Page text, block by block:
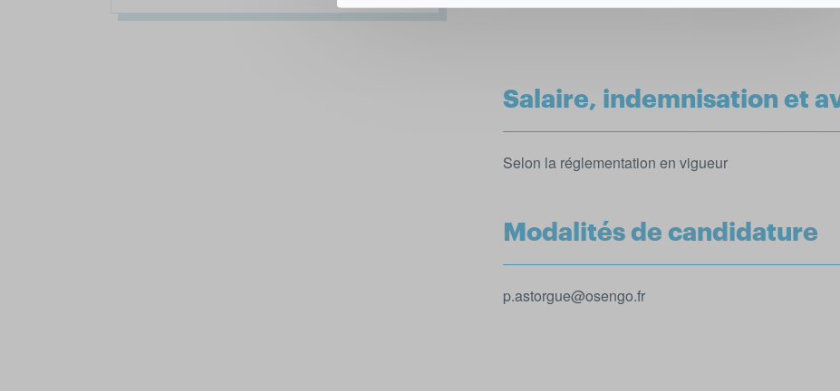
Salaire, indemnisation et
Selon la réglementation en vigueur
Modalités de candidature
p.astorgue@osengo.fr